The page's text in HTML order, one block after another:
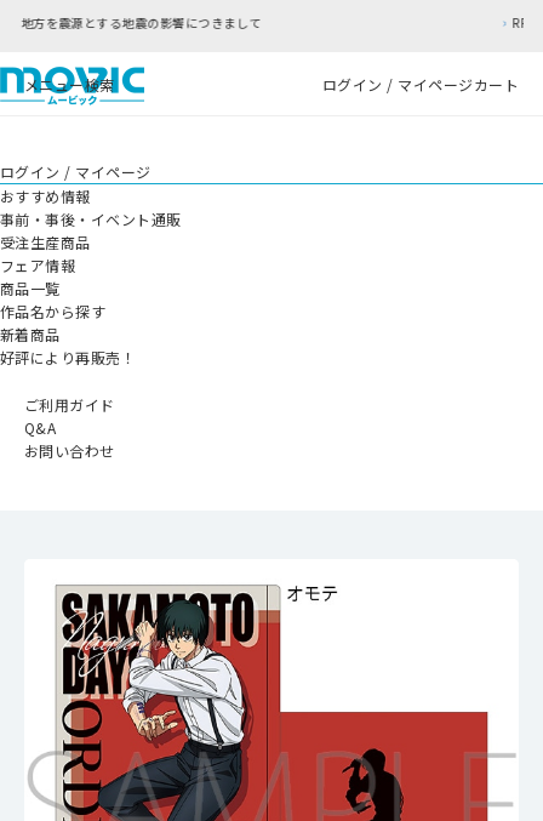
つきまして RFC違反アドレスのご利用について
メニュー検索 ログイン / マイページカート
ログイン / マイページ
おすすめ情報
事前・事後・イベント通販
受注生産商品
フェア情報
商品一覧
作品名から探す
新着商品
好評により再販売！
ご利用ガイド
Q&A
お問い合わせ